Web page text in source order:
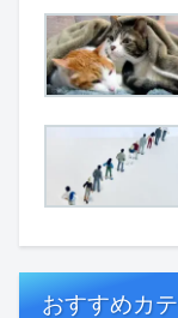
おすすめカ